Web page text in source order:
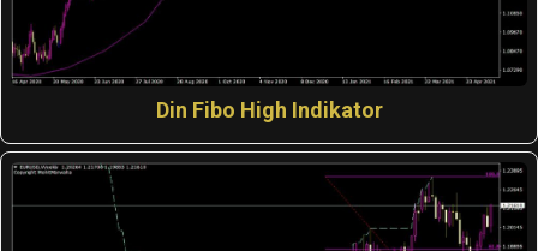
Din Fibo High Indikator